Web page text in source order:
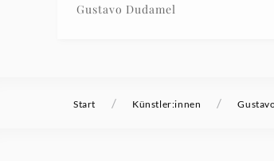
Gustavo Dudamel
Start / Künstler:innen /